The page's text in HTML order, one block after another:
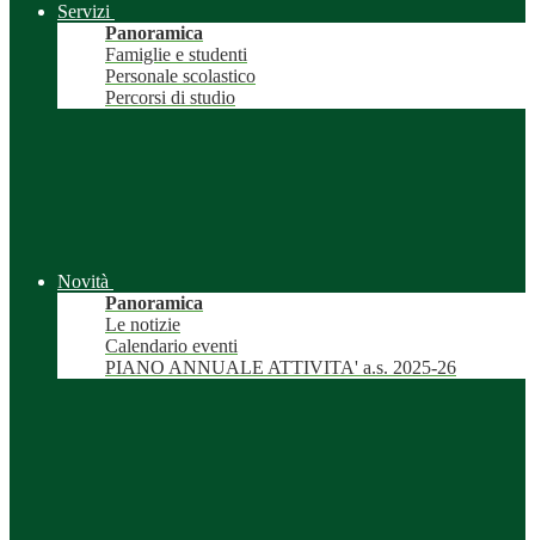
Servizi
Panoramica
Famiglie e studenti
Personale scolastico
Percorsi di studio
Novità
Panoramica
Le notizie
Calendario eventi
PIANO ANNUALE ATTIVITA' a.s. 2025-26